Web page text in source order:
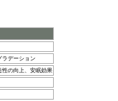
ラデーション
性の向上、安眠効果